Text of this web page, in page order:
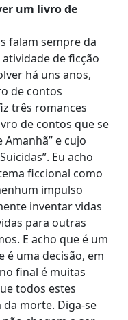
um livro de
falam sempre da
de ficção
há uns anos,
de contos
três romances
de contos que se
Amanhã” e cujo
Eu acho
ficcional como
impulso
inventar vidas
para outras
E acho que é um
é uma decisão, em
final é muitas
todos estes
da morte. Diga-se